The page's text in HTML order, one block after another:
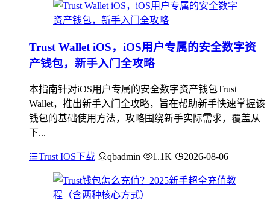
Trust Wallet iOS，iOS用户专属的安全数字资
产钱包，新手入门全攻略
本指南针对iOS用户专属的安全数字资产钱包Trust
Wallet，推出新手入门全攻略，旨在帮助新手快速掌握该
钱包的基础使用方法，攻略围绕新手实际需求，覆盖从
下...
Trust IOS下载 qbadmin 1.1K 2026-08-06